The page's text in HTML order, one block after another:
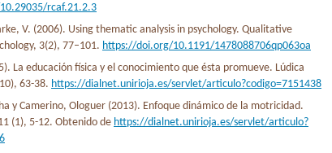
rcaf.21.2.3
V. (2006). Using thematic analysis in psychology. Qualitative
3(2), 77–101. https://doi.org/10.1191/1478088706qp063oa
La educación física y el conocimiento que ésta promueve. Lúdica
63-38. https://dialnet.unirioja.es/servlet/articulo?codigo=7151438
y Camerino, Ologuer (2013). Enfoque dinámico de la motricidad.
(1), 5-12. Obtenido de https://dialnet.unirioja.es/servlet/articulo?